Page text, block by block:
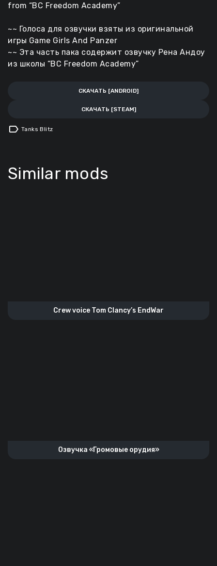
from “BC Freedom Academy”
~~ Голоса для озвучки взяты из оригинальной
игры Game Girls And Panzer
~~ Эта часть пака содержит озвучку Рена Андоу
из школы “BC Freedom Academy”
СКАЧАТЬ [ANDROID]
СКАЧАТЬ [STEAM]
label Tanks Blitz
Similar mods
Crew voice Tom Clancy’s EndWar
Озвучка «Громовые орудия»